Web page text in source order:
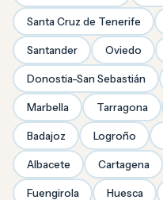
Santa Cruz de Tenerife
Santander Oviedo
Donostia-San Sebastián
Marbella Tarragona
Badajoz Logroño
Albacete Cartagena
Fuengirola Huesca